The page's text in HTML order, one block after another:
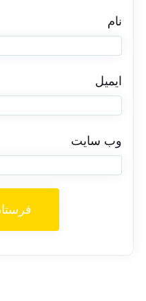
نام
ایمیل
وب‌ سایت